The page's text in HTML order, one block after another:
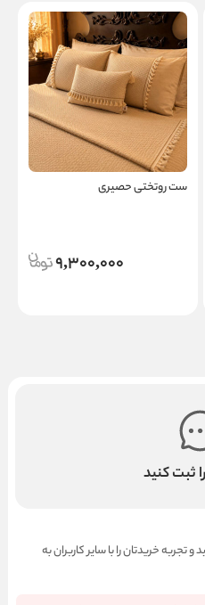
ست روتختی حصیری
9,300,000
ثبت کنید
تجربه خریدتان را با سایر کاربران به